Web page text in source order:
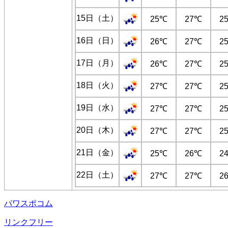
15日（土） 25℃ 27℃
16日（日） 26℃ 27℃
17日（月） 26℃ 27℃
18日（火） 27℃ 27℃
19日（水） 27℃ 27℃
20日（木） 27℃ 27℃
21日（金） 25℃ 26℃
22日（土） 27℃ 27℃
パワスポコム
リンクフリー